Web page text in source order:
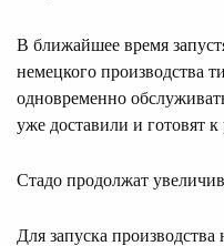
В ближайшее время
немецкого производства
одновременно
уже доставили и готовят к
Стадо продолжат
Для запуска